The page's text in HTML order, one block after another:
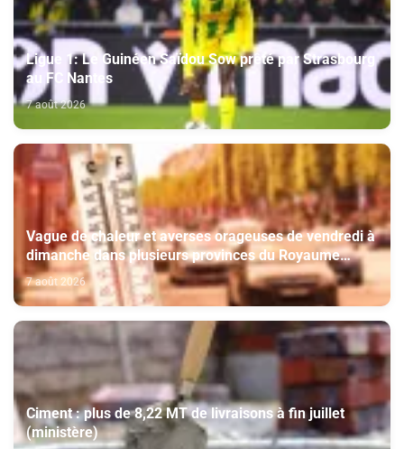
Ligue 1: Le Guinéen Saïdou Sow prêté par Strasbourg
au FC Nantes
7 août 2026
Vague de chaleur et averses orageuses de vendredi à
dimanche dans plusieurs provinces du Royaume
(Bulletin d'alerte)
7 août 2026
Ciment : plus de 8,22 MT de livraisons à fin juillet
(ministère)